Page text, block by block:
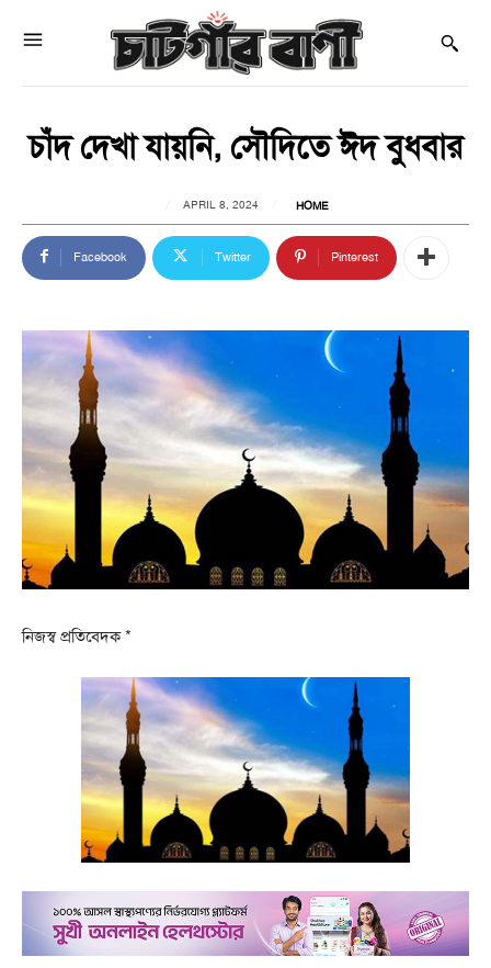
চাঁদ দেখা যায়নি, সৌদিতে ঈদ বুধবার
APRIL 8, 2024 HOME
Facebook Twitter Pinterest
নিজস্ব প্রতিবেদক *